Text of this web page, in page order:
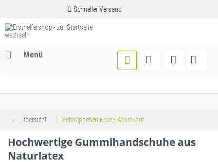
Menü
Übersicht Schnäppchen Ecke / Abverkauf
Hochwertige Gummihandschuhe aus
Naturlatex